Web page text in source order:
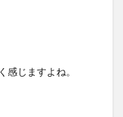
感じますよね。